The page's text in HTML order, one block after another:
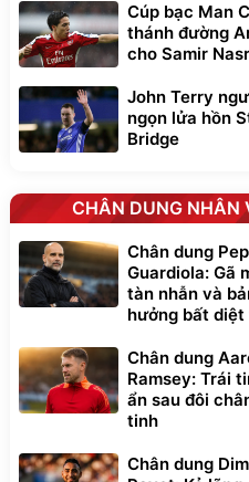
Cúp bạc Man
thánh đường
cho Samir
John Terry
ngọn lửa hồn
Bridge
CHÂN DUNG NHÂN
Chân dung Pep
Guardiola: Gã
tàn nhẫn và
hưởng bất
Chân dung
Ramsey: Trái
ẩn sau đôi
tinh
Chân dung